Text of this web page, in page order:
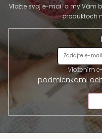
Vložte svoj e-mail a my Vám
produktoch
podmienkami